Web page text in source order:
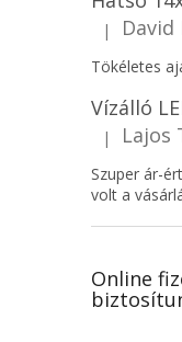
A termék
|
Tökéletes
A termék
| Lajos
Szuper ár-
volt a
Online